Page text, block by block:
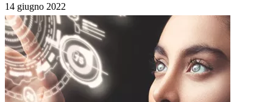
14 giugno 2022